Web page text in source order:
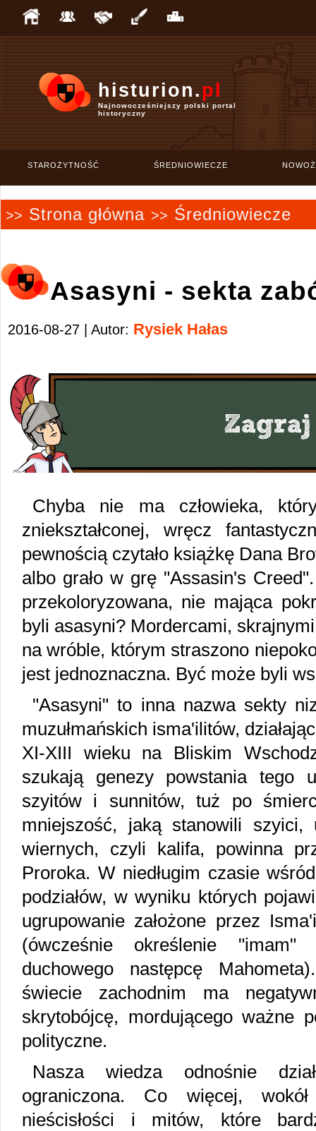
histurion.pl
Najnowocześniejszy polski portal
historyczny
STAROŻYTNOŚĆ ŚREDNIOWIECZE
>> Strona główna >> Średniowiecze
Asasyni - sekta
2016-08-27 | Autor: Rysiek Hałas
Chyba nie ma człowieka,
zniekształconej, wręcz
pewnością czytało książkę Dana
albo grało w grę "Assasin's
przekoloryzowana, nie mająca
byli asasyni? Mordercami,
na wróble, którym straszono
jest jednoznaczna. Być może byli
"Asasyni" to inna nazwa sekty
muzułmańskich isma'ilitów,
XI-XIII wieku na Bliskim
szukają genezy powstania tego
szyitów i sunnitów, tuż po
mniejszość, jaką stanowili szyici,
wiernych, czyli kalifa, powinna
Proroka. W niedługim czasie
podziałów, w wyniku których
ugrupowanie założone przez
(ówcześnie określenie "imam"
duchowego następcę
świecie zachodnim ma
skrytobójcę, mordującego ważne
polityczne.
Nasza wiedza odnośnie
ograniczona. Co więcej,
nieścisłości i mitów, które